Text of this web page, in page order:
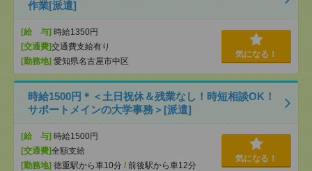
作業[派遣]
[給 与] 時給1350円
[交通費]交通費支給有り
[勤務地] 愛知県名古屋市中区
気になる！
時給1500円＊＜土日祝休＆残業なし！時短相談OK！
サポートメインの大学事務＞[派遣]
[給 与] 時給1500円
[交通費]全額支給
[勤務地] 徳重駅から車10分 / 前後駅から車12分
気になる！